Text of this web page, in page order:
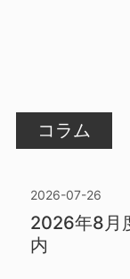
コラム
2026-07-26
2026年8月
内